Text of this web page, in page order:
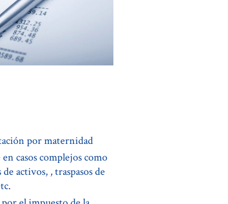
por maternidad
casos complejos como
activos, , traspasos de